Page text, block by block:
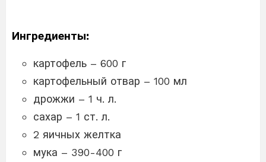
Ингредиенты:
картофель – 600 г
картофельный отвар – 100 мл
дрожжи – 1 ч. л.
сахар – 1 ст. л.
2 яичных желтка
мука – 390-400 г